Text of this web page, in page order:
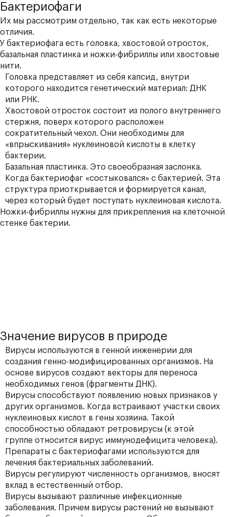
Бактериофаги
Их мы рассмотрим отдельно, так как есть некоторые
отличия.
У бактериофага есть головка, хвостовой отросток,
базальная пластинка и ножки-фибриллы или хвостовые
нити.
Головка представляет из себя капсид, внутри
которого находится генетический материал: ДНК
или РНК.
Хвостовой отросток состоит из полого внутреннего
стержня, поверх которого расположен
сократительный чехол. Они необходимы для
«впрыскивания» нуклеиновой кислоты в клетку
бактерии.
Базальная пластинка. Это своеобразная заслонка.
Когда бактериофаг «состыковался» с бактерией. Эта
структура приоткрывается и формируется канал,
через который будет поступать нуклеиновая кислота.
Ножки-фибриллы нужны для прикрепления на клеточной
стенке бактерии.
Значение вирусов в природе
Вирусы используются в генной инженерии для
создания генно-модифицированных организмов. На
основе вирусов создают векторы для переноса
необходимых генов (фрагменты ДНК).
Вирусы способствуют появлению новых признаков у
других организмов. Когда встраивают участки своих
нуклеиновых кислот в гены хозяина. Такой
способностью обладают ретровирусы (к этой
группе относится вирус иммунодефицита человека).
Препараты с бактериофагами используются для
лечения бактериальных заболеваний.
Вирусы регулируют численность организмов, вносят
вклад в естественный отбор.
Вирусы вызывают различные инфекционные
заболевания. Причем вирусы растений не вызывают